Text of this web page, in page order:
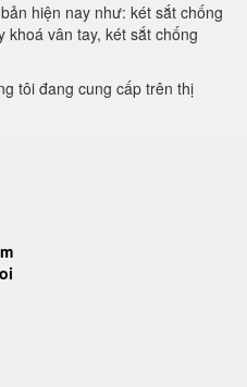
hiện nay như: két sắt chống
khoá vân tay, két sắt chống
tôi đang cung cấp trên thị